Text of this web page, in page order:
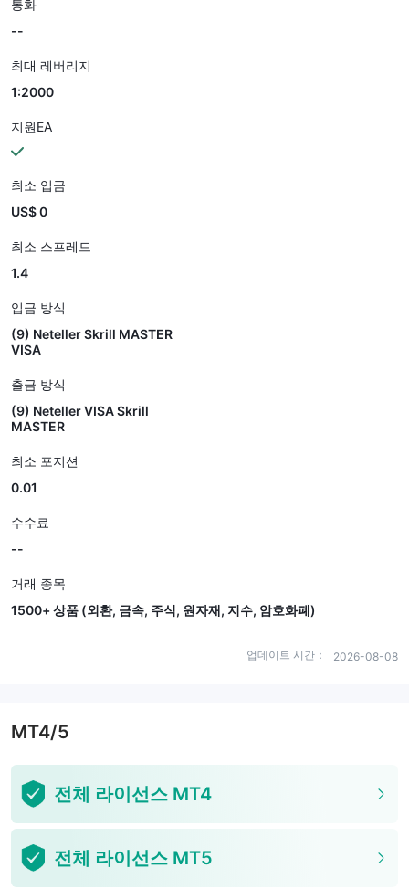
통화
--
최대 레버리지
1:2000
지원EA
최소 입금
US$ 0
최소 스프레드
1.4
입금 방식
(9) Neteller Skrill MASTER
VISA
출금 방식
(9) Neteller VISA Skrill
MASTER
최소 포지션
0.01
수수료
--
거래 종목
1500+ 상품 (외환, 금속, 주식, 원자재, 지수, 암호화폐)
업데이트 시간： 2026-08-08
MT4/5
전체 라이선스 MT4
전체 라이선스 MT5